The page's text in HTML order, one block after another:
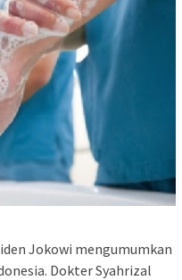
Jokowi mengumumkan
Dokter Syahrizal